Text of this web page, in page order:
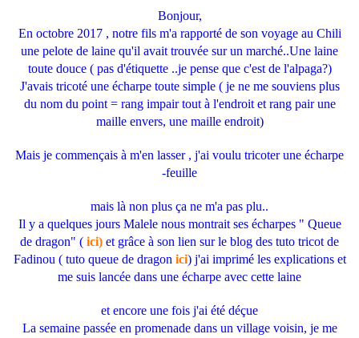
Bonjour,
En octobre 2017 , notre fils m'a rapporté de son voyage au Chili
une pelote de laine qu'il avait trouvée sur un marché..Une laine
toute douce ( pas d'étiquette ..je pense que c'est de l'alpaga?)
J'avais tricoté une écharpe toute simple ( je ne me souviens plus
du nom du point = rang impair tout à l'endroit et rang pair une
maille envers, une maille endroit)
Mais je commençais à m'en lasser , j'ai voulu tricoter une écharpe
-feuille
mais là non plus ça ne m'a pas plu..
Il y a quelques jours Malele nous montrait ses écharpes " Queue
de dragon" ( ici) et grâce à son lien sur le blog des tuto tricot de
Fadinou ( tuto queue de dragon ici) j'ai imprimé les explications et
me suis lancée dans une écharpe avec cette laine
et encore une fois j'ai été déçue
La semaine passée en promenade dans un village voisin, je me